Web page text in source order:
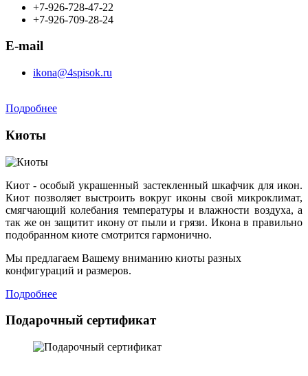
+7-926-728-47-22
+7-926-709-28-24
E-mail
ikona@4spisok.ru
Подробнее
Киоты
Киот - особый украшенный застекленный шкафчик для икон.
Киот позволяет выстроить вокруг иконы свой микроклимат,
смягчающий колебания температуры и влажности воздуха, а
так же он защитит икону от пыли и грязи. Икона в правильно
подобранном киоте смотрится гармонично.
Мы предлагаем Вашему вниманию киоты разных
конфигураций и размеров.
Подробнее
Подарочный сертификат